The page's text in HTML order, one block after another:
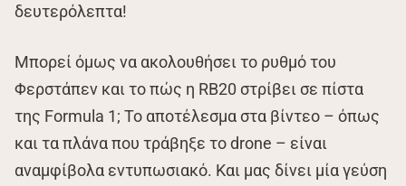
δευτερόλεπτα!
Μπορεί όμως να ακολουθήσει το ρυθμό του
Φερστάπεν και το πώς η RB20 στρίβει σε πίστα
της Formula 1; Το αποτέλεσμα στα βίντεο – όπως
και τα πλάνα που τράβηξε το drone – είναι
αναμφίβολα εντυπωσιακό. Και μας δίνει μία γεύση